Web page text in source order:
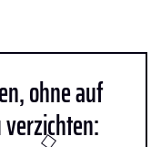
ohne auf